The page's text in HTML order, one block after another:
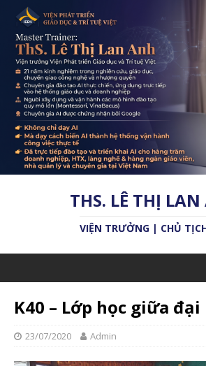
THS. LÊ THỊ
VIỆN TRƯỞNG | CHỦ
K40 – Lớp học giữa đại
23/07/2020 Admin